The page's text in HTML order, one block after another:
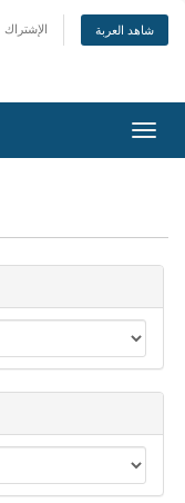
الإشتراك شاهد العربة